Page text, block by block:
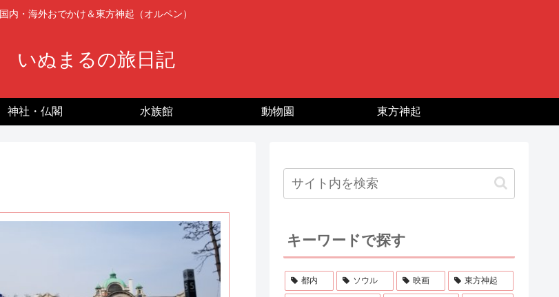
国内・海外おでかけ＆東方神起（オルペン）
いぬまるの旅日記
神社・仏閣 水族館 動物園 東方神起
キーワードで探す
都内 ソウル 映画 東方神起